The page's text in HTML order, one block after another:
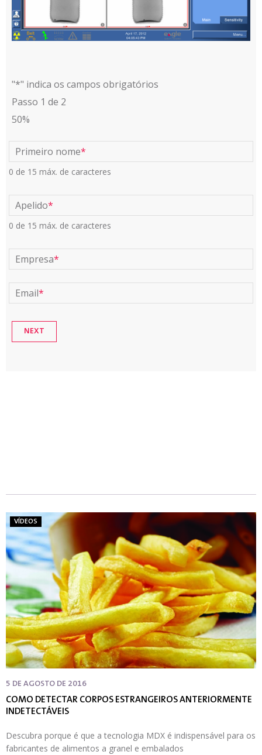
"*" indica os campos obrigatórios
Passo 1 de 2
50%
Primeiro nome*
0 de 15 máx. de caracteres
Apelido*
0 de 15 máx. de caracteres
Empresa*
Email*
VÍDEOS
5 DE AGOSTO DE 2016
COMO DETECTAR CORPOS ESTRANGEIROS ANTERIORMENTE
INDETECTÁVEIS
Descubra porque é que a tecnologia MDX é indispensável para os
fabricantes de alimentos a granel e embalados